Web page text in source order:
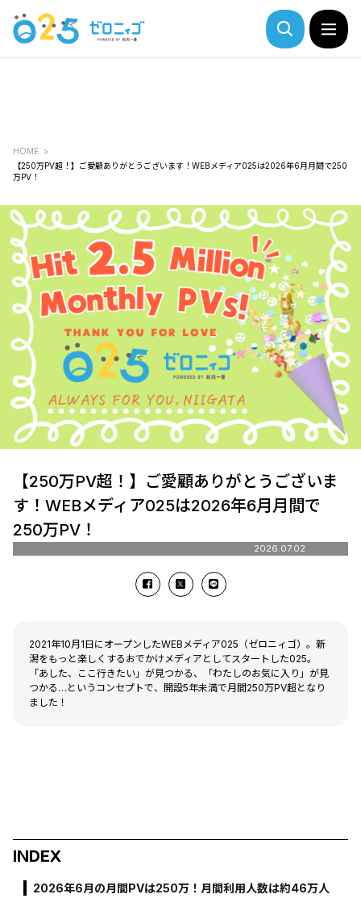
HOME
【250万PV超！】ご愛顧ありがとうございます！WEBメディア025は2026年6月月間で250
万PV！
【250万PV超！】ご愛顧ありがとうございま
す！WEBメディア025は2026年6月月間で
250万PV！
2026.07.02
2021年10月1日にオープンしたWEBメディア025（ゼロニィゴ）。新
潟をもっと楽しくするおでかけメディアとしてスタートした025。
「あした、ここ行きたい」が見つかる、「わたしのお気に入り」が見
つかる…というコンセプトで、開設5年未満で月間250万PV超となり
ました！
INDEX
2026年6月の月間PVは250万！月間利用人数は約46万人